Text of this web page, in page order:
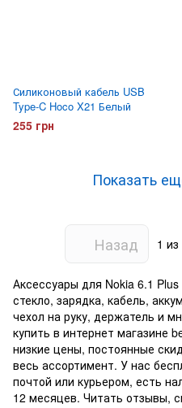
Силиконовый кабель USB
Type-C Hoco X21 Белый
255 грн
Показать
Назад 1 из
Аксессуары для Nokia 6.1
стекло, зарядка, кабель,
чехол на руку, держатель и
купить в интернет магазине
низкие цены, постоянные
весь ассортимент. У нас
почтой или курьером, есть
12 месяцев. Читать отзывы,